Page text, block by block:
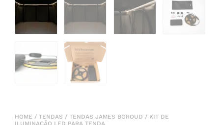
HOME / TENDAS / TENDAS JAMES BOROUD / KIT DE